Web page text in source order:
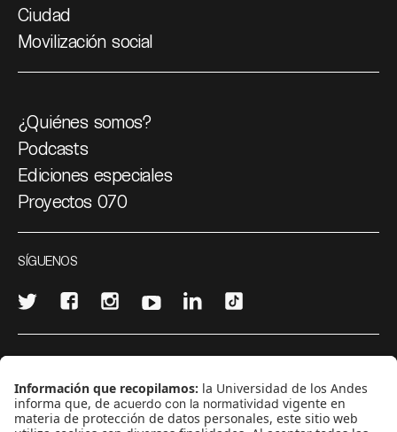
Ciudad
Movilización social
¿Quiénes somos?
Podcasts
Ediciones especiales
Proyectos 070
SÍGUENOS
CONTÁCTANOS